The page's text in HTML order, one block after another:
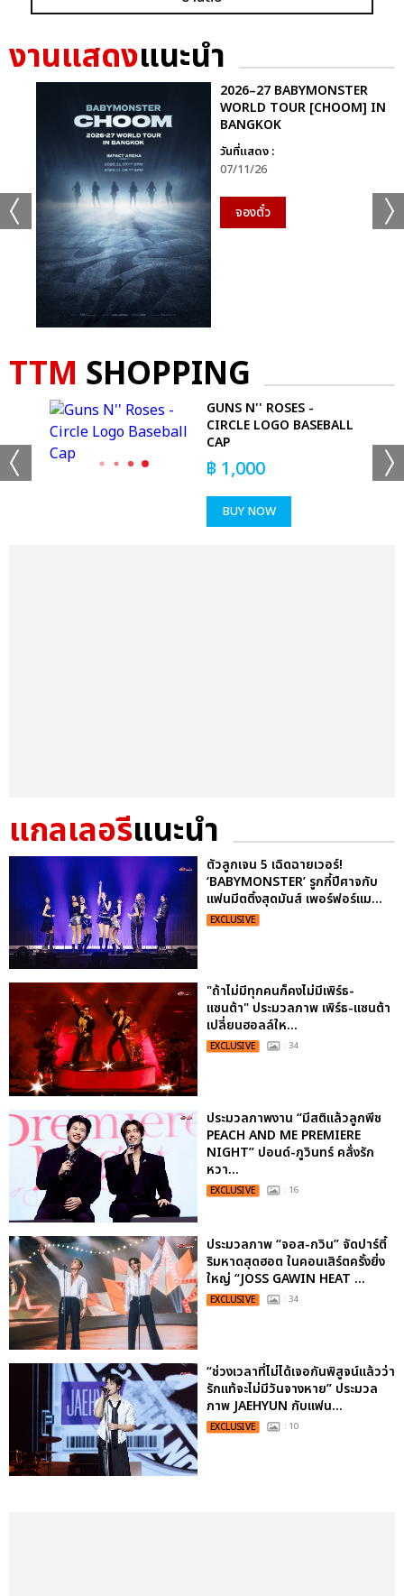
งานแสดงแนะนำ
2026–27 BABYMONSTER
WORLD TOUR [CHOOM] IN
BANGKOK
วันที่แสดง :
07/11/26
จองตั๋ว
TTM SHOPPING
GUNS N'' ROSES -
CIRCLE LOGO BASEBALL
CAP
฿ 1,000
BUY NOW
แกลเลอรีแนะนำ
ตัวลูกเจน 5 เฉิดฉายเวอร์!
‘BABYMONSTER’ รูกกี้ปีศาจกับ
แฟนมีตติ้งสุดมันส์ เพอร์ฟอร์แม...
EXCLUSIVE
"ถ้าไม่มีทุกคนก็คงไม่มีเพิร์ธ-
แซนต้า" ประมวลภาพ เพิร์ธ-แซนต้า
เปลี่ยนฮอลล์ให...
EXCLUSIVE : 34
ประมวลภาพงาน “มีสติแล้วลูกพีช
PEACH AND ME PREMIERE
NIGHT” ปอนด์-ภูวินทร์ คลั่งรัก
หวา...
EXCLUSIVE : 16
ประมวลภาพ “จอส-กวิน” จัดปาร์ตี้
ริมหาดสุดฮอต ในคอนเสิร์ตครั้งยิ่ง
ใหญ่ “JOSS GAWIN HEAT ...
EXCLUSIVE : 34
“ช่วงเวลาที่ไม่ได้เจอกันพิสูจน์แล้วว่า
รักแท้จะไม่มีวันจางหาย” ประมวล
ภาพ JAEHYUN กับแฟน...
EXCLUSIVE : 10